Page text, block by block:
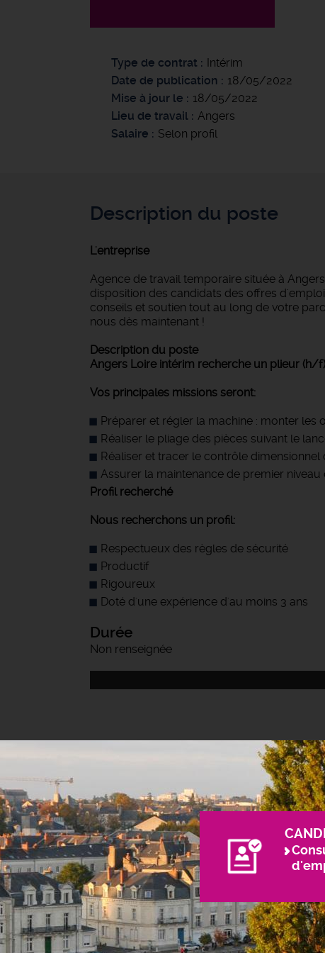
Type de contrat
Intérim
Date de publication
18/05/2022
Mise à jour le
18/05/2022
Lieu de travail
Angers
Salaire
Selon profil
Description du poste
L'entreprise
Agence de travail temporaire située à
disposition des candidats des offres
conseils et soutien tout au long de votre
nous dès maintenant !
Description du poste
Angers Loire intérim recherche un plieur (h/
Vos principales missions seront:
Préparer et régler la machine : monter les
Réaliser le pliage des pièces suivant le
Réaliser et tracer le contrôle dimensionnel
Assurer la maintenance de premier niveau
Profil recherché
Nous recherchons un profil:
Respectueux des règles de sécurité
Productif
Rigoureux
Doté d'une expérience d'au moins 3 ans
Durée
Non renseignée